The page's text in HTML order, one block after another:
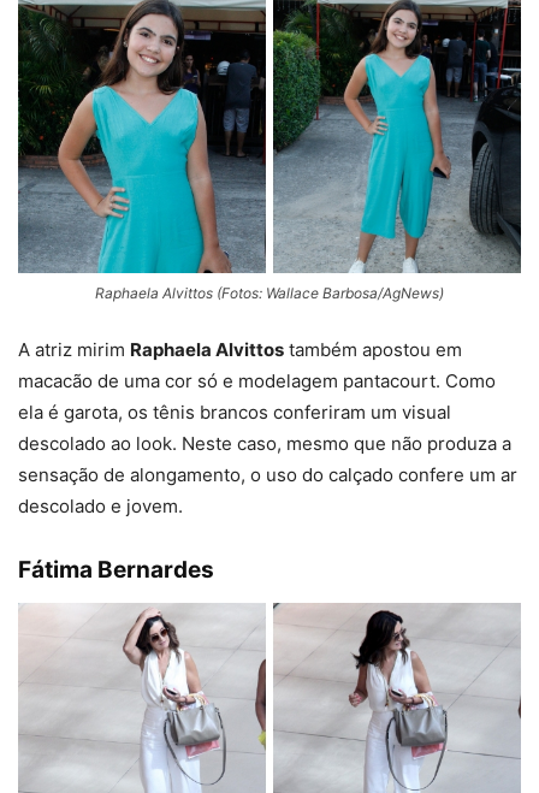
Raphaela Alvittos (Fotos: Wallace Barbosa/AgNews)
A atriz mirim Raphaela Alvittos também apostou em
macacão de uma cor só e modelagem pantacourt. Como
ela é garota, os tênis brancos conferiram um visual
descolado ao look. Neste caso, mesmo que não produza a
sensação de alongamento, o uso do calçado confere um ar
descolado e jovem.
Fátima Bernardes